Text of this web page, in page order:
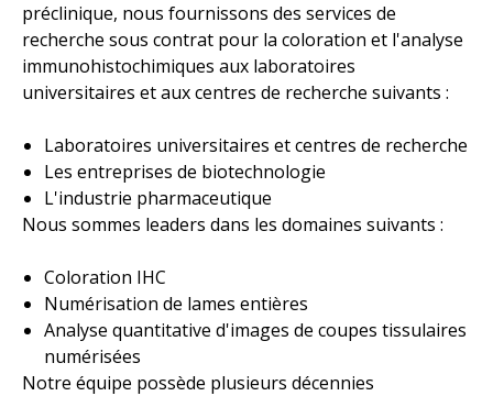
préclinique, nous fournissons des services de
recherche sous contrat pour la coloration et l'analyse
immunohistochimiques aux laboratoires
universitaires et aux centres de recherche suivants :
Laboratoires universitaires et centres de recherche
Les entreprises de biotechnologie
L'industrie pharmaceutique
Nous sommes leaders dans les domaines suivants :
Coloration IHC
Numérisation de lames entières
Analyse quantitative d'images de coupes tissulaires
numérisées
Notre équipe possède plusieurs décennies